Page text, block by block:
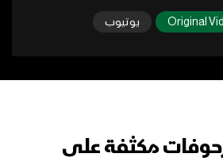
Original يوتيوب
مكثفة على